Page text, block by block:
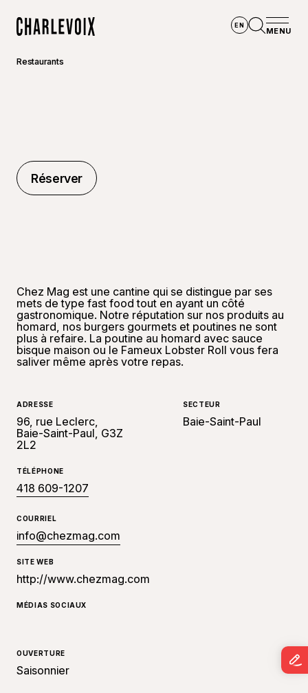
EN
MENU
Restaurants
Réserver
Réserver
Chez Mag est une cantine qui se distingue par ses
mets de type fast food tout en ayant un côté
gastronomique. Notre réputation sur nos produits au
homard, nos burgers gourmets et poutines ne sont
plus à refaire. La poutine au homard avec sauce
bisque maison ou le Fameux Lobster Roll vous fera
saliver même après votre repas.
ADRESSE
96, rue Leclerc,
Baie-Saint-Paul, G3Z
2L2
SECTEUR
Baie-Saint-Paul
TÉLÉPHONE
418 609-1207
COURRIEL
info@chezmag.com
SITE WEB
http://www.chezmag.com
MÉDIAS SOCIAUX
OUVERTURE
Saisonnier